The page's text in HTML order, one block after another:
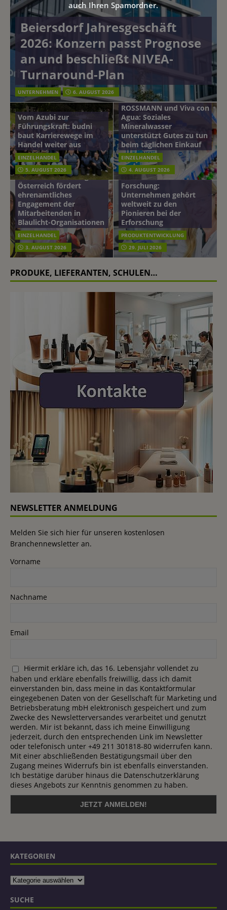
Beiersdorf Jahresgeschäft
2026: Konzern passt Prognose
an und beschließt NIVEA-
Turnaround-Plan
UNTERNEHMEN 6. AUGUST 2026
Vom Azubi zur
Führungskraft: budni
baut Karrierewege im
Handel weiter aus
EINZELHANDEL
5. AUGUST 2026
ROSSMANN und Viva con
Agua: Soziales
Mineralwasser
unterstützt Gutes zu tun
beim täglichen Einkauf
EINZELHANDEL
4. AUGUST 2026
mehr vom leben tag: dm
Österreich fördert
ehrenamtliches
Engagement der
Mitarbeitenden in
Blaulicht-Organisationen
EINZELHANDEL
3. AUGUST 2026
Beiersdorf
Hautmikrobiom-
Forschung:
Unternehmen gehört
weltweit zu den
Pionieren bei der
Erforschung
PRODUKTENTWICKLUNG
29. JULI 2026
PRODUKE, LIEFERANTEN, SCHULEN…
NEWSLETTER ANMELDUNG
Melden Sie sich hier für unseren kostenlosen
Branchennewsletter an.
Vorname
Nachname
Email
Hiermit erkläre ich, das 16. Lebensjahr vollendet zu
haben und erkläre ebenfalls freiwillig, dass ich damit
einverstanden bin, dass meine in das Kontaktformular
eingegebenen Daten von der Gesellschaft für Marketing und
Betriebsberatung mbH elektronisch gespeichert und zum
Zwecke des Newsletterversandes verarbeitet und genutzt
werden. Mir ist bekannt, dass ich meine Einwilligung
jederzeit, durch den entsprechenden Link im Newsletter
oder telefonisch unter +49 211 301818-80 widerrufen kann.
Mit einer abschließenden Bestätigungsmail über den
Zugang meines Widerrufs bin ist ebenfalls einverstanden.
Ich bestätige darüber hinaus die Datenschutzerklärung
dieses Angebots zur Kenntnis genommen zu haben.
KATEGORIEN
SUCHE
auch Ihren Spamordner.